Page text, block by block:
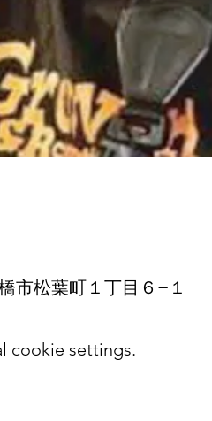
市松葉町１丁目６−１
cookie settings.